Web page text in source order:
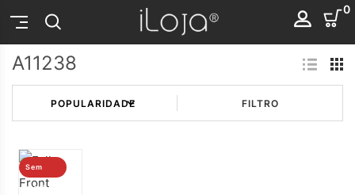
0
A11238
FILTRO
Sem
stock